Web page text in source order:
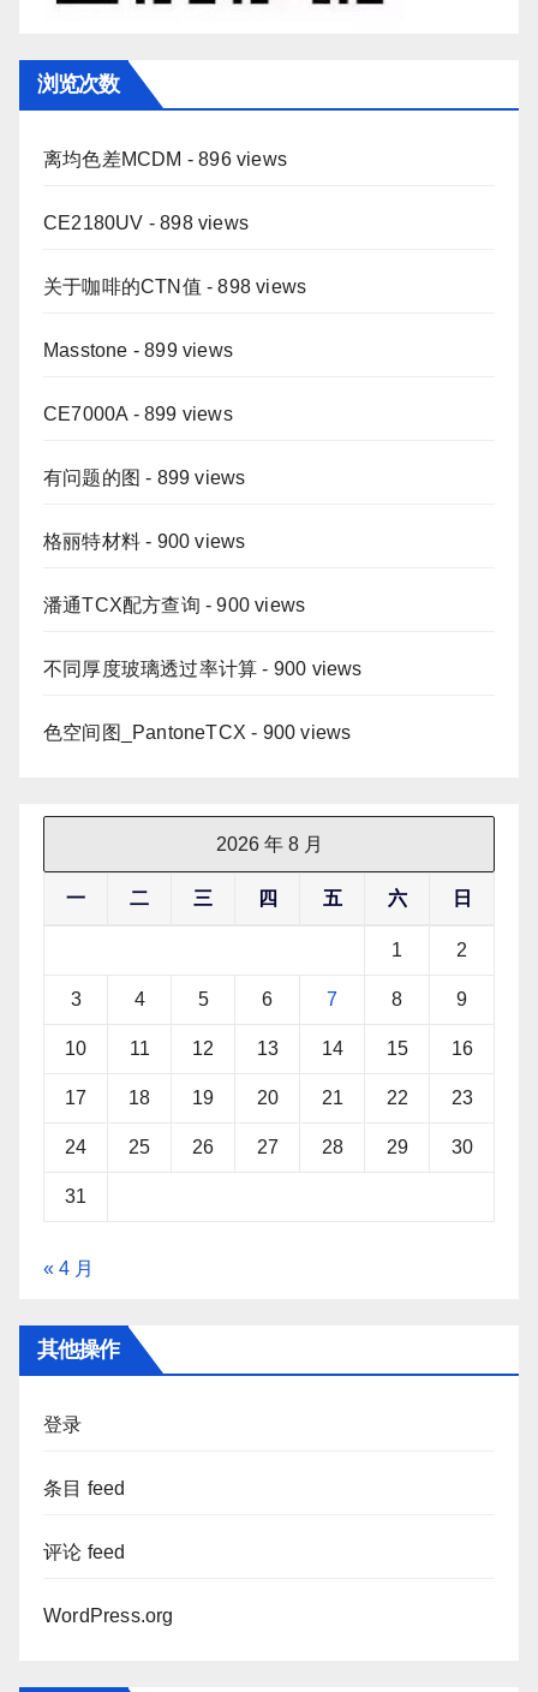
浏览次数
离均色差MCDM - 896 views
CE2180UV - 898 views
关于咖啡的CTN值 - 898 views
Masstone - 899 views
CE7000A - 899 views
有问题的图 - 899 views
格丽特材料 - 900 views
潘通TCX配方查询 - 900 views
不同厚度玻璃透过率计算 - 900 views
色空间图_PantoneTCX - 900 views
2026 年 8 月
一 二 三 四 五 六 日
1 2
3 4 5 6 7 8 9
10 11 12 13 14 15 16
17 18 19 20 21 22 23
24 25 26 27 28 29 30
31
« 4 月
其他操作
登录
条目 feed
评论 feed
WordPress.org